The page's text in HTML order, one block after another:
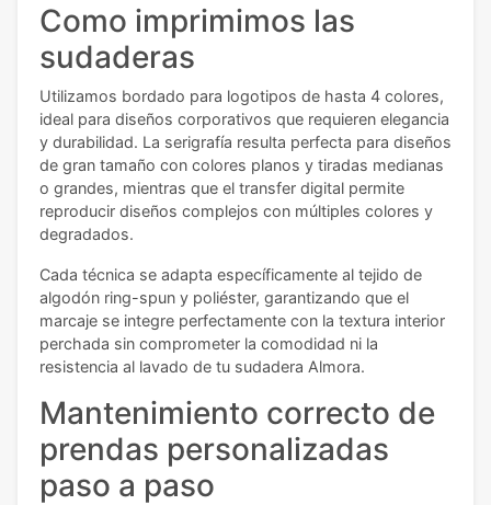
Como imprimimos las
sudaderas
Utilizamos bordado para logotipos de hasta 4 colores,
ideal para diseños corporativos que requieren elegancia
y durabilidad. La serigrafía resulta perfecta para diseños
de gran tamaño con colores planos y tiradas medianas
o grandes, mientras que el transfer digital permite
reproducir diseños complejos con múltiples colores y
degradados.
Cada técnica se adapta específicamente al tejido de
algodón ring-spun y poliéster, garantizando que el
marcaje se integre perfectamente con la textura interior
perchada sin comprometer la comodidad ni la
resistencia al lavado de tu sudadera Almora.
Mantenimiento correcto de
prendas personalizadas
paso a paso